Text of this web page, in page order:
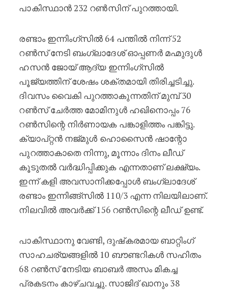
പാകിസ്ഥാൻ 232 റൺസിന് പുറത്തായി.
രണ്ടാം ഇന്നിംഗ്സിൽ 64 പന്തിൽ നിന്ന് 52 ​​
റൺസ് നേടി ബംഗ്ലാദേശ് ഓപ്പണർ മഹ്മുദുൾ
ഹസൻ ജോയ് ആദ്യ ഇന്നിംഗ്സിൽ
പൂജ്യത്തിന് ശേഷം ശക്തമായി തിരിച്ചടിച്ചു.
ദിവസം വൈകി പുറത്താകുന്നതിന് മുമ്പ് 30
റൺസ് ചേർത്ത മോമിനുൾ ഹഖിനൊപ്പം 76
റൺസിന്റെ നിർണായക പങ്കാളിത്തം പങ്കിട്ടു.
ക്യാപ്റ്റൻ നജ്മുൾ ഹൊസൈൻ ഷാന്റോ
പുറത്താകാതെ നിന്നു, മൂന്നാം ദിനം ലീഡ്
കൂടുതൽ വർദ്ധിപ്പിക്കുക എന്നതാണ് ലക്ഷ്യം.
ഇന്ന് കളി അവസാനിക്കപ്പോൾ ബംഗ്ലാദേശ്
രണ്ടാം ഇന്നിങ്ങ്സിൽ 110/3 എന്ന നിലയിലാണ്.
നിലവിൽ അവർക്ക് 156 റൺസിന്റെ ലീഡ് ഉണ്ട്.
പാകിസ്ഥാനു വേണ്ടി, ദുഷ്‌കരമായ ബാറ്റിംഗ്
സാഹചര്യങ്ങളിൽ 10 ബൗണ്ടറികൾ സഹിതം
68 റൺസ് നേടിയ ബാബർ അസം മികച്ച
പ്രകടനം കാഴ്ചവച്ചു. സാജിദ് ഖാനും 38